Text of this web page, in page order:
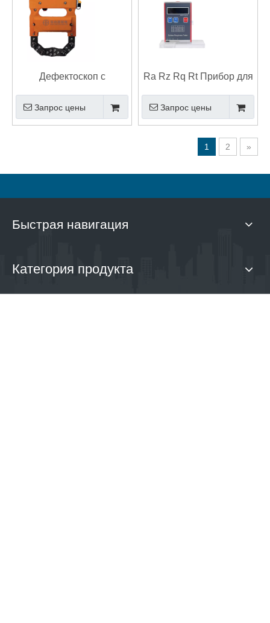
Дефектоскоп с
магнитным ярмом
переменного тока
постоянного тока
Запрос цены
Ra Rz Rq Rt Прибор для
проверки
шероховатости
поверхности
Запрос цены
1 2 »
Быстрая навигация
Категория продукта